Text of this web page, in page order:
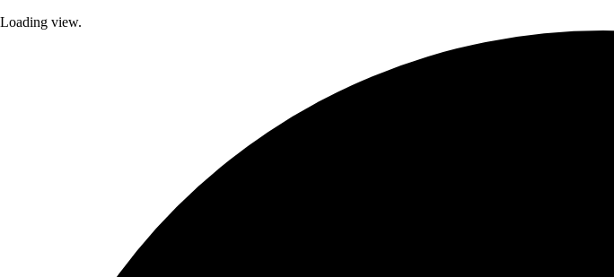
Loading view.